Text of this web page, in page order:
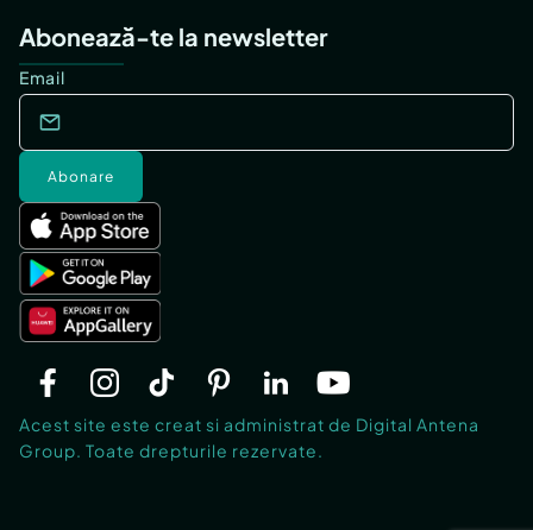
Abonează-te la newsletter
Email
Abonare
Acest site este creat si administrat de Digital Antena
Group. Toate drepturile rezervate.